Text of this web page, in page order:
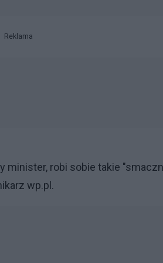
Reklama
minister, robi sobie takie
wp.pl.